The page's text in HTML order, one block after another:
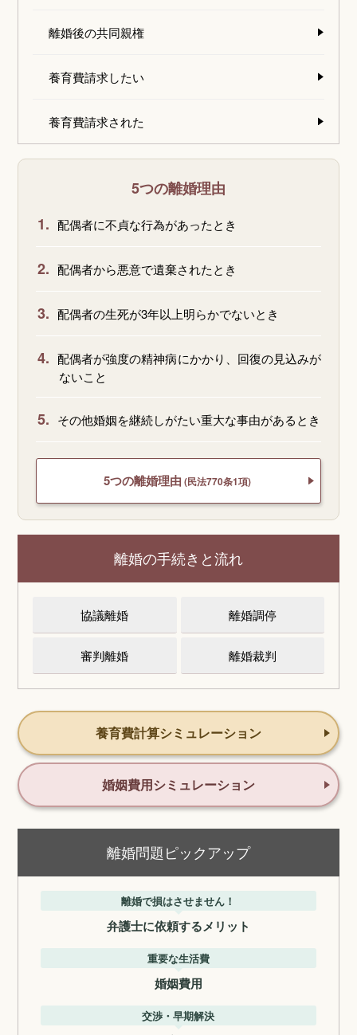
離婚後の共同親権
養育費請求したい
養育費請求された
5つの離婚理由
1. 配偶者に不貞な行為があったとき
2. 配偶者から悪意で遺棄されたとき
3. 配偶者の生死が3年以上明らかでないとき
4. 配偶者が強度の精神病にかかり、回復の見込みが
ないこと
5. その他婚姻を継続しがたい重大な事由があるとき
5つの離婚理由 (民法770条1項)
離婚の手続きと流れ
協議離婚 離婚調停
審判離婚 離婚裁判
養育費計算シミュレーション
婚姻費用シミュレーション
離婚問題ピックアップ
離婚で損はさせません！
弁護士に依頼するメリット
重要な生活費
婚姻費用
交渉・早期解決